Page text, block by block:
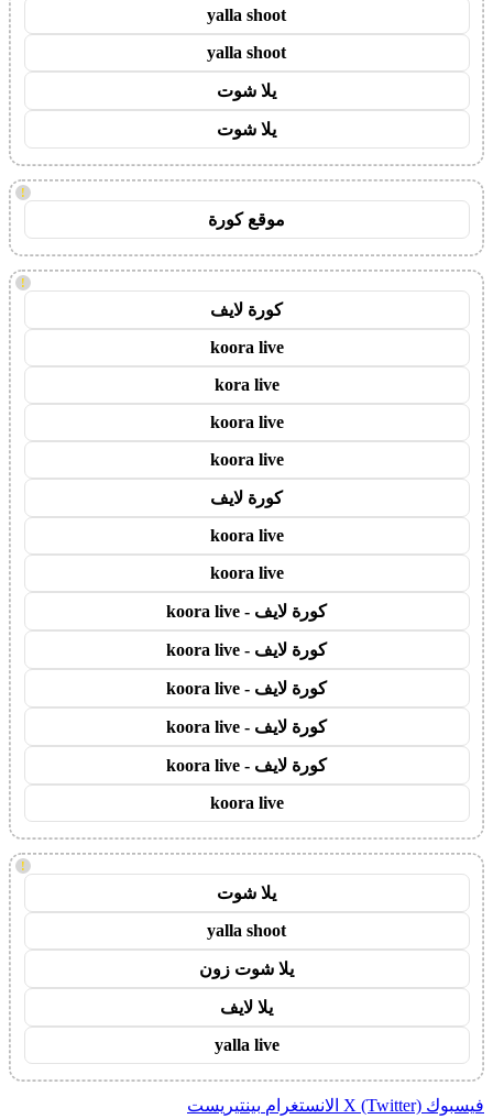
yalla shoot
yalla shoot
يلا شوت
يلا شوت
!
موقع كورة
!
كورة لايف
koora live
kora live
koora live
koora live
كورة لايف
koora live
koora live
كورة لايف - koora live
كورة لايف - koora live
كورة لايف - koora live
كورة لايف - koora live
كورة لايف - koora live
koora live
!
يلا شوت
yalla shoot
يلا شوت زون
يلا لايف
yalla live
فيسبوك X (Twitter) الانستغرام بينتيريست